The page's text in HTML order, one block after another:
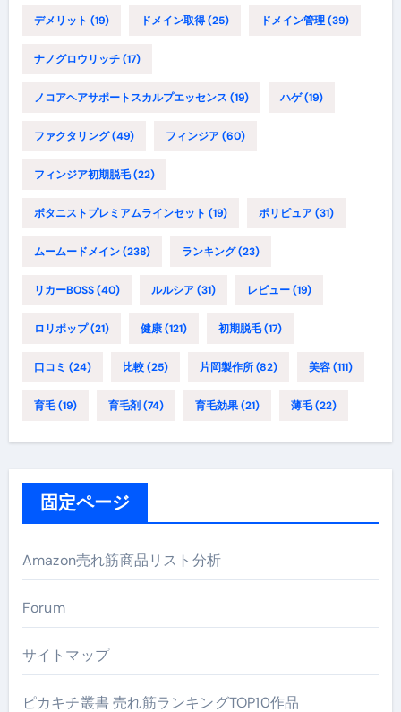
デメリット (19) ドメイン取得(25) ドメイン管理(39)
ナノグロウリッチ(17)
ノコアヘアサポートスカルプエッセンス (19) ハゲ(19)
ファクタリング(49) フィンジア(60)
フィンジア初期脱毛(22)
ボタニストプレミアムラインセット (19) ポリピュア(31)
ムームードメイン(238) ランキング(23)
リカーBOSS(40) ルルシア(31) レビュー(19)
ロリポップ(21) 健康(121) 初期脱毛(17)
口コミ (24) 比較(25) 片岡製作所(82) 美容(111)
育毛(19) 育毛剤 (74) 育毛効果(21) 薄毛(22)
固定ページ
Amazon売れ筋商品リスト分析
Forum
サイトマップ
ピカキチ叢書 売れ筋ランキングTOP10作品